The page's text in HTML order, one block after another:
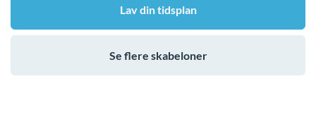
Lav din tidsplan
Se flere skabeloner